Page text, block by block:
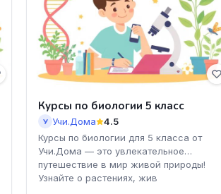
Курсы по биологии 5 класс
У Учи.Дома
4.5
Курсы по биологии для 5 класса от
Учи.Дома — это увлекательное
путешествие в мир живой природы!
Узнайте о растениях, жив